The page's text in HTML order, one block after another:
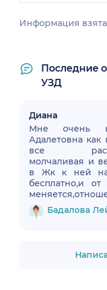
Информация
Последние
УЗД
Диана
Мне очень
Адалетовна как
все
молчаливая и
в Жк к ней на
бесплатно,и
хорошее!❤️
Бадалова